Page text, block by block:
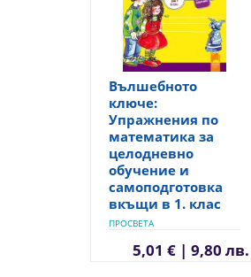
Вълшебното
ключе:
Упражнения по
математика за
целодневно
обучение и
самоподготовка
вкъщи в 1. клас
ПРОСВЕТА
5,01 € | 9,80 лв.